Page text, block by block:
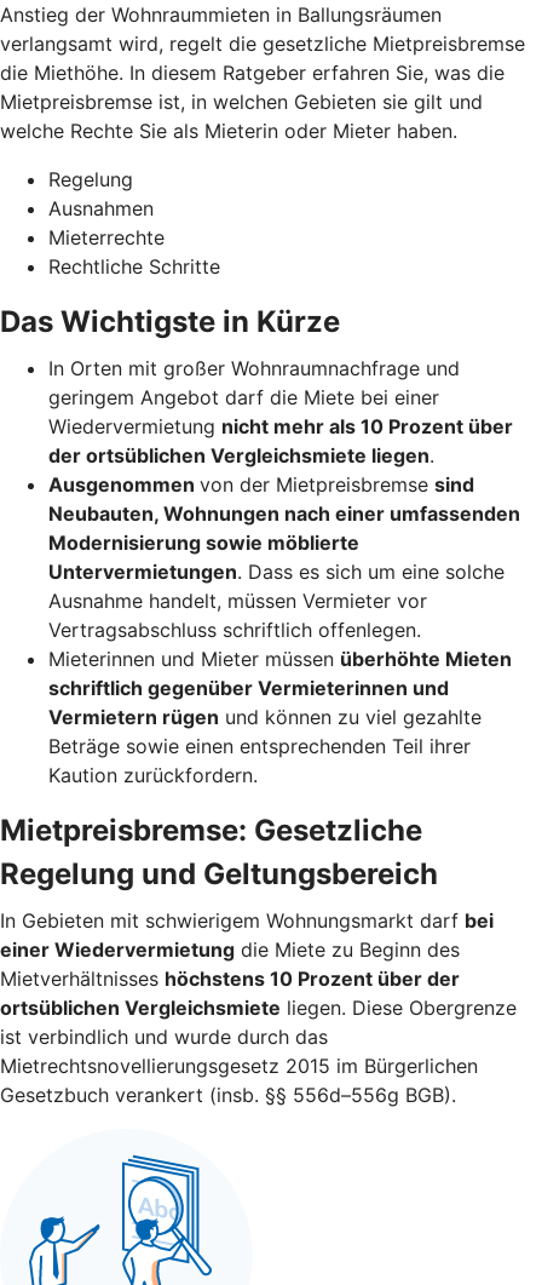
Anstieg der Wohnraummieten in Ballungsräumen
verlangsamt wird, regelt die gesetzliche Mietpreisbremse
die Miethöhe. In diesem Ratgeber erfahren Sie, was die
Mietpreisbremse ist, in welchen Gebieten sie gilt und
welche Rechte Sie als Mieterin oder Mieter haben.
Regelung
Ausnahmen
Mieterrechte
Rechtliche Schritte
Das Wichtigste in Kürze
In Orten mit großer Wohnraumnachfrage und
geringem Angebot darf die Miete bei einer
Wiedervermietung nicht mehr als 10 Prozent über
der ortsüblichen Vergleichsmiete liegen.
Ausgenommen von der Mietpreisbremse sind
Neubauten, Wohnungen nach einer umfassenden
Modernisierung sowie möblierte
Untervermietungen. Dass es sich um eine solche
Ausnahme handelt, müssen Vermieter vor
Vertragsabschluss schriftlich offenlegen.
Mieterinnen und Mieter müssen überhöhte Mieten
schriftlich gegenüber Vermieterinnen und
Vermietern rügen und können zu viel gezahlte
Beträge sowie einen entsprechenden Teil ihrer
Kaution zurückfordern.
Mietpreisbremse: Gesetzliche
Regelung und Geltungsbereich
In Gebieten mit schwierigem Wohnungsmarkt darf bei
einer Wiedervermietung die Miete zu Beginn des
Mietverhältnisses höchstens 10 Prozent über der
ortsüblichen Vergleichsmiete liegen. Diese Obergrenze
ist verbindlich und wurde durch das
Mietrechtsnovellierungsgesetz 2015 im Bürgerlichen
Gesetzbuch verankert (insb. §§ 556d–556g BGB).